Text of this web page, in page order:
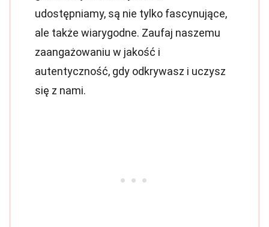
udostępniamy, są nie tylko fascynujące,
ale także wiarygodne. Zaufaj naszemu
zaangażowaniu w jakość i
autentyczność, gdy odkrywasz i uczysz
się z nami.